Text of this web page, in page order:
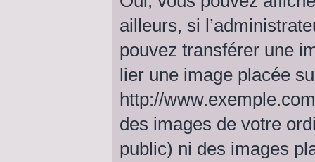
ailleurs, si
pouvez transférer une
lier une image placée
http://
des images de votre
public) ni des images